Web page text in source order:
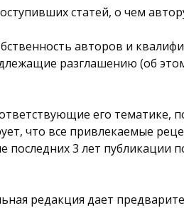
статей, о чем
авторов и
разглашению (об
его тематике,
что все привлекаемые
3 лет публикации
редакция дает